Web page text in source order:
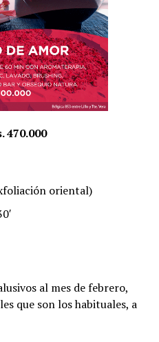
470.000
oriental)
al mes de febrero,
que son los habituales, a